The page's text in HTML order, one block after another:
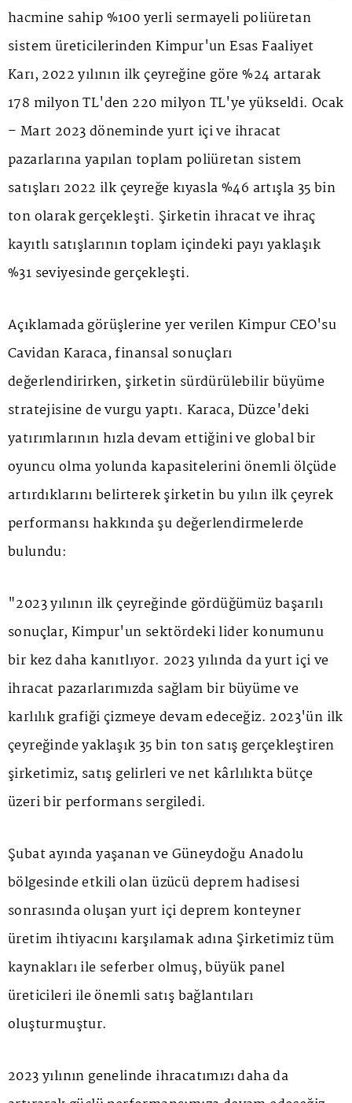
hacmine sahip %100 yerli sermayeli poliüretan
sistem üreticilerinden Kimpur'un Esas Faaliyet
Karı, 2022 yılının ilk çeyreğine göre %24 artarak
178 milyon TL'den 220 milyon TL'ye yükseldi. Ocak
– Mart 2023 döneminde yurt içi ve ihracat
pazarlarına yapılan toplam poliüretan sistem
satışları 2022 ilk çeyreğe kıyasla %46 artışla 35 bin
ton olarak gerçekleşti. Şirketin ihracat ve ihraç
kayıtlı satışlarının toplam içindeki payı yaklaşık
%31 seviyesinde gerçekleşti.
Açıklamada görüşlerine yer verilen Kimpur CEO'su
Cavidan Karaca, finansal sonuçları
değerlendirirken, şirketin sürdürülebilir büyüme
stratejisine de vurgu yaptı. Karaca, Düzce'deki
yatırımlarının hızla devam ettiğini ve global bir
oyuncu olma yolunda kapasitelerini önemli ölçüde
artırdıklarını belirterek şirketin bu yılın ilk çeyrek
performansı hakkında şu değerlendirmelerde
bulundu:
"2023 yılının ilk çeyreğinde gördüğümüz başarılı
sonuçlar, Kimpur'un sektördeki lider konumunu
bir kez daha kanıtlıyor. 2023 yılında da yurt içi ve
ihracat pazarlarımızda sağlam bir büyüme ve
karlılık grafiği çizmeye devam edeceğiz. 2023'ün ilk
çeyreğinde yaklaşık 35 bin ton satış gerçekleştiren
şirketimiz, satış gelirleri ve net kârlılıkta bütçe
üzeri bir performans sergiledi.
Şubat ayında yaşanan ve Güneydoğu Anadolu
bölgesinde etkili olan üzücü deprem hadisesi
sonrasında oluşan yurt içi deprem konteyner
üretim ihtiyacını karşılamak adına Şirketimiz tüm
kaynakları ile seferber olmuş, büyük panel
üreticileri ile önemli satış bağlantıları
oluşturmuştur.
2023 yılının genelinde ihracatımızı daha da